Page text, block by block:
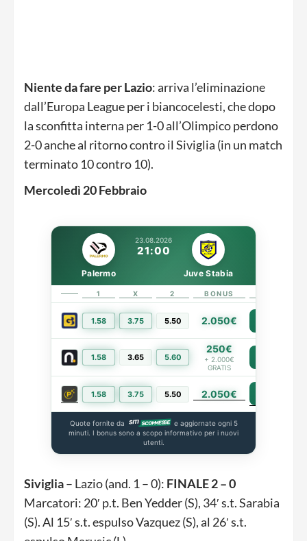
Niente da fare per Lazio: arriva l’eliminazione
dall’Europa League per i biancocelesti, che dopo
la sconfitta interna per 1-0 all’Olimpico perdono
2-0 anche al ritorno contro il Siviglia (in un match
terminato 10 contro 10).
Mercoledì 20 Febbraio
23.08.2026
21:00
Palermo Juve Stabia
1 X 2 BONUS
1.58 3.75 5.50 2.050€
1.58 3.65 5.60
250€
+ 2.000€
GRATIS
1.58 3.75 5.50 2.050€
Quote fornite da
e aggiornate ogni 5
minuti. I bonus sono a scopo informativo per i nuovi
utenti.
Siviglia– Lazio (and. 1 – 0): FINALE 2 – 0
Marcatori: 20′ p.t. Ben Yedder (S), 34′ s.t. Sarabia
(S). Al 15′ s.t. espulso Vazquez (S), al 26′ s.t.